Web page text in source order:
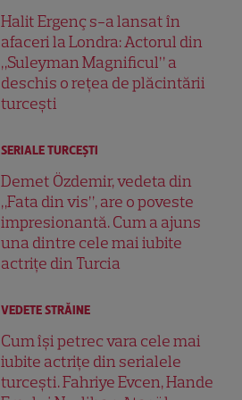
Halit Ergenç s-a lansat în
afaceri la Londra: Actorul din
„Suleyman Magnificul” a
deschis o rețea de plăcintării
turcești
SERIALE TURCEŞTI
Demet Özdemir, vedeta din
„Fata din vis”, are o poveste
impresionantă. Cum a ajuns
una dintre cele mai iubite
actrițe din Turcia
VEDETE STRĂINE
Cum își petrec vara cele mai
iubite actrițe din serialele
turcești. Fahriye Evcen, Hande